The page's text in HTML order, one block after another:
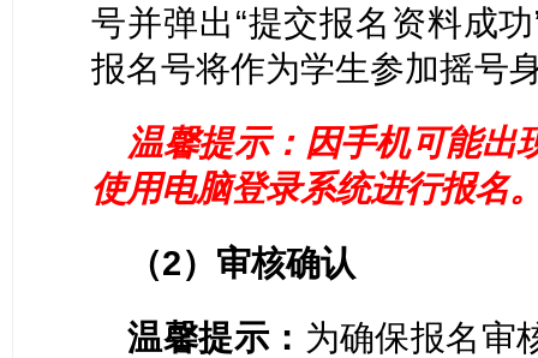
号并弹出“提交报名资料成
报名号将作为学生参加摇号
温馨提示：因手机可能出
使用电脑登录系统进行报名
（2）审核确认
温馨提示： 为确保报名审